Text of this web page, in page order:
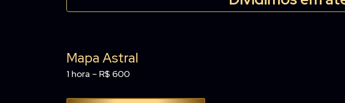
Mapa Astral
1 hora – R$ 600